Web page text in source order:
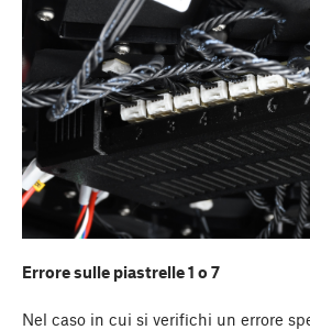
Errore sulle piastrelle 1 o 7
Nel caso in cui si verifichi un errore